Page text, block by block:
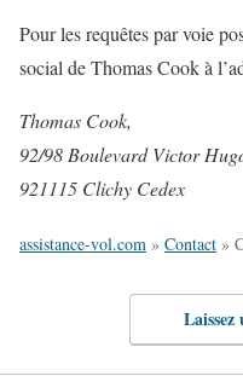
Pour les requêtes par voie
social de Thomas Cook à
Thomas Cook,
92/98 Boulevard Victor
921115 Clichy Cedex
assistance-vol.com » Contact »